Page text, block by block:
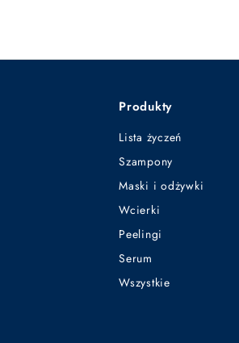
z
Produkty
Lista życzeń
Szampony
Maski i odżywki
Wcierki
Peelingi
Serum
Wszystkie